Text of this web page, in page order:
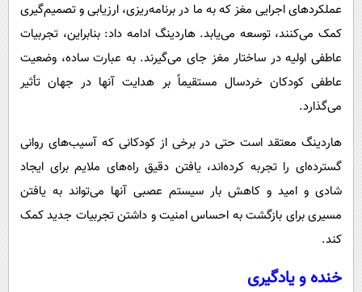
عملکردهای اجرایی مغز که به ما در برنامه‌ریزی، ارزیابی و تصمیم‌گیری
کمک می‌کنند، توسعه می‌یابد. هاردینگ ادامه داد: بنابراین، تجربیات
عاطفی اولیه در ساختار مغز جای می‌گیرند. به عبارت ساده، وضعیت
عاطفی کودکان خردسال مستقیماً بر هدایت آنها در جهان تأثیر
می‌گذارد.
هاردینگ معتقد است حتی در برخی از کودکانی که آسیب‌های روانی
گسترده‌ای را تجربه کرده‌اند، یافتن دقیق راه‌های ملایم برای ایجاد
شادی و امید و کاهش بار سیستم عصبی آنها می‌تواند به یافتن
مسیری برای بازگشت به احساس امنیت و داشتن تجربیات جدید کمک
کند.
خنده و یادگیری